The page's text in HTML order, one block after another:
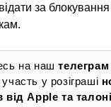
за блокування
на наш
у розіграші
від Apple та